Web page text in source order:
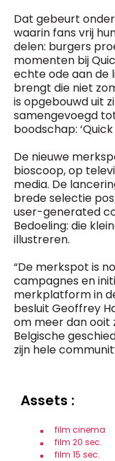
Dat gebeurt
waarin fans vrij
delen: burgers
momenten bij
echte ode aan de
brengt die niet
is opgebouwd uit
samengevoegd
boodschap: ‘Quick
De nieuwe
bioscoop, op
media. De
brede selectie
user-generated
Bedoeling: die
illustreren.
“De merkspot is
campagnes en
merkplatform in
besluit Geoffrey
om meer dan ooit
Belgische
zijn hele
Assets :
film cinema
film 20 sec.
film 15 sec.